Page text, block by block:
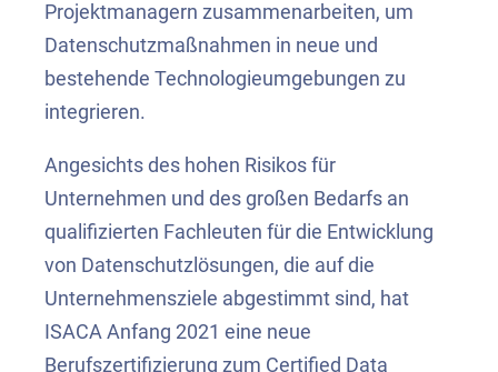
Projektmanagern zusammenarbeiten, um
Datenschutzmaßnahmen in neue und
bestehende Technologieumgebungen zu
integrieren.
Angesichts des hohen Risikos für
Unternehmen und des großen Bedarfs an
qualifizierten Fachleuten für die Entwicklung
von Datenschutzlösungen, die auf die
Unternehmensziele abgestimmt sind, hat
ISACA Anfang 2021 eine neue
Berufszertifizierung zum Certified Data